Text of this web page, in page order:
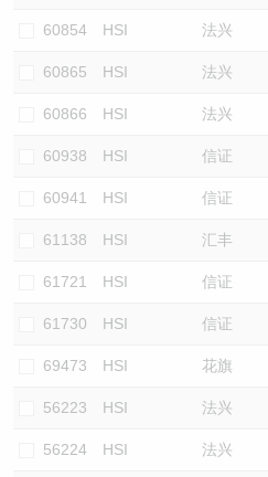
60854 HSI 法兴
60865 HSI 法兴
60866 HSI 法兴
60938 HSI 信证
60941 HSI 信证
61138 HSI 汇丰
61721 HSI 信证
61730 HSI 信证
69473 HSI 花旗
56223 HSI 法兴
56224 HSI 法兴